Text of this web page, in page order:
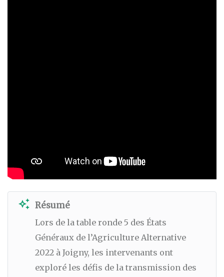
auto_awesome Résumé
Lors de la table ronde 5 des États
Généraux de l’Agriculture Alternative
2022 à Joigny, les intervenants ont
exploré les défis de la transmission des